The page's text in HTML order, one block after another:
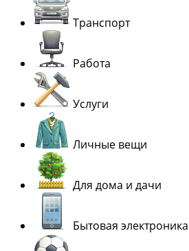
Транспорт
Работа
Услуги
Личные вещи
Для дома и дачи
Бытовая электроника